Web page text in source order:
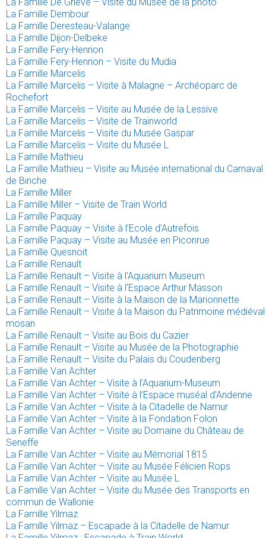
La Famille Dembour
La Famille Deresteau-Valange
La Famille Dijon-Delbeke
La Famille Fery-Henrion
La Famille Fery-Henrion – Visite du Mudia
La Famille Marcelis
La Famille Marcelis – Visite à Malagne – Archéoparc de
Rochefort
La Famille Marcelis – Visite au Musée de la Lessive
La Famille Marcelis – Visite de Trainworld
La Famille Marcelis – Visite du Musée Gaspar
La Famille Marcelis – Visite du Musée L
La Famille Mathieu
La Famille Mathieu – Visite au Musée international du Carnaval
de Binche
La Famille Miller
La Famille Miller – Visite de Train World
La Famille Paquay
La Famille Paquay – Visite à l’Ecole d’Autrefois
La Famille Paquay – Visite au Musée en Piconrue
La Famille Quesnoit
La Famille Renault
La Famille Renault – Visite à l’Aquarium Museum
La Famille Renault – Visite à l’Espace Arthur Masson
La Famille Renault – Visite à la Maison de la Marionnette
La Famille Renault – Visite à la Maison du Patrimoine médiéval
mosan
La Famille Renault – Visite au Bois du Cazier
La Famille Renault – Visite au Musée de la Photographie
La Famille Renault – Visite du Palais du Coudenberg
La Famille Van Achter
La Famille Van Achter – Visite à l’Aquarium-Museum
La Famille Van Achter – Visite à l’Espace muséal d’Andenne
La Famille Van Achter – Visite à la Citadelle de Namur
La Famille Van Achter – Visite à la Fondation Folon
La Famille Van Achter – Visite au Domaine du Château de
Seneffe
La Famille Van Achter – Visite au Mémorial 1815
La Famille Van Achter – Visite au Musée Félicien Rops
La Famille Van Achter – Visite au Musée L
La Famille Van Achter – Visite du Musée des Transports en
commun de Wallonie
La Famille Yilmaz
La Famille Yilmaz – Escapade à la Citadelle de Namur